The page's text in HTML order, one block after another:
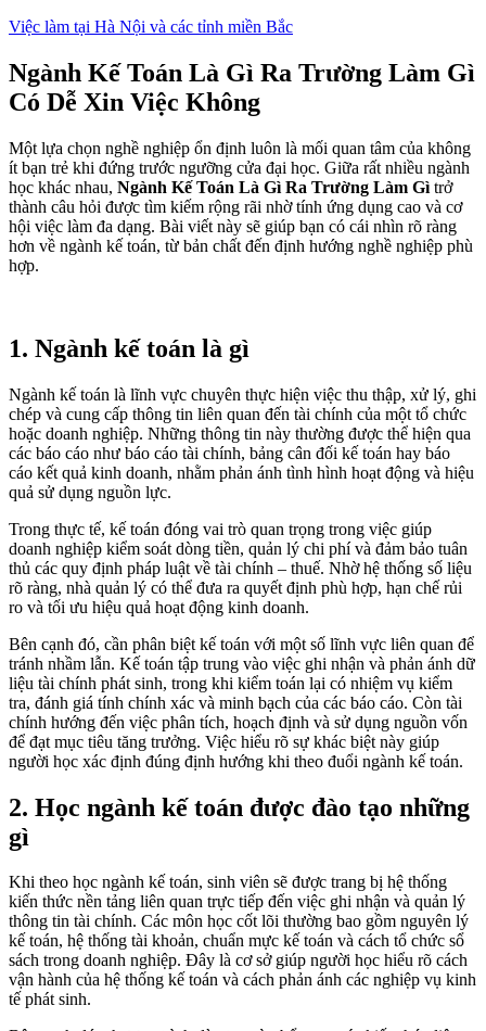
Việc làm tại Hà Nội và các tỉnh miền Bắc
Ngành Kế Toán Là Gì Ra Trường Làm Gì
Có Dễ Xin Việc Không
Một lựa chọn nghề nghiệp ổn định luôn là mối quan tâm của không
ít bạn trẻ khi đứng trước ngưỡng cửa đại học. Giữa rất nhiều ngành
học khác nhau, Ngành Kế Toán Là Gì Ra Trường Làm Gì trở
thành câu hỏi được tìm kiếm rộng rãi nhờ tính ứng dụng cao và cơ
hội việc làm đa dạng. Bài viết này sẽ giúp bạn có cái nhìn rõ ràng
hơn về ngành kế toán, từ bản chất đến định hướng nghề nghiệp phù
hợp.
1. Ngành kế toán là gì
Ngành kế toán là lĩnh vực chuyên thực hiện việc thu thập, xử lý, ghi
chép và cung cấp thông tin liên quan đến tài chính của một tổ chức
hoặc doanh nghiệp. Những thông tin này thường được thể hiện qua
các báo cáo như báo cáo tài chính, bảng cân đối kế toán hay báo
cáo kết quả kinh doanh, nhằm phản ánh tình hình hoạt động và hiệu
quả sử dụng nguồn lực.
Trong thực tế, kế toán đóng vai trò quan trọng trong việc giúp
doanh nghiệp kiểm soát dòng tiền, quản lý chi phí và đảm bảo tuân
thủ các quy định pháp luật về tài chính – thuế. Nhờ hệ thống số liệu
rõ ràng, nhà quản lý có thể đưa ra quyết định phù hợp, hạn chế rủi
ro và tối ưu hiệu quả hoạt động kinh doanh.
Bên cạnh đó, cần phân biệt kế toán với một số lĩnh vực liên quan để
tránh nhầm lẫn. Kế toán tập trung vào việc ghi nhận và phản ánh dữ
liệu tài chính phát sinh, trong khi kiểm toán lại có nhiệm vụ kiểm
tra, đánh giá tính chính xác và minh bạch của các báo cáo. Còn tài
chính hướng đến việc phân tích, hoạch định và sử dụng nguồn vốn
để đạt mục tiêu tăng trưởng. Việc hiểu rõ sự khác biệt này giúp
người học xác định đúng định hướng khi theo đuổi ngành kế toán.
2. Học ngành kế toán được đào tạo những
gì
Khi theo học ngành kế toán, sinh viên sẽ được trang bị hệ thống
kiến thức nền tảng liên quan trực tiếp đến việc ghi nhận và quản lý
thông tin tài chính. Các môn học cốt lõi thường bao gồm nguyên lý
kế toán, hệ thống tài khoản, chuẩn mực kế toán và cách tổ chức sổ
sách trong doanh nghiệp. Đây là cơ sở giúp người học hiểu rõ cách
vận hành của hệ thống kế toán và cách phản ánh các nghiệp vụ kinh
tế phát sinh.